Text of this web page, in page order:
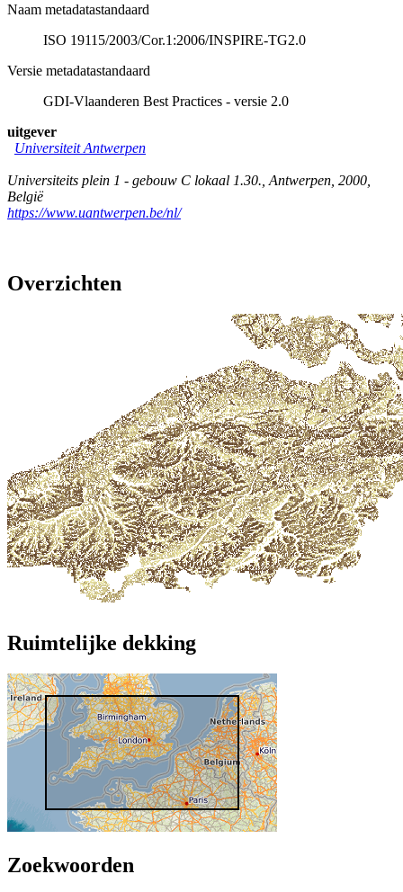
Naam metadatastandaard
ISO 19115/2003/Cor.1:2006/INSPIRE-TG2.0
Versie metadatastandaard
GDI-Vlaanderen Best Practices - versie 2.0
uitgever
Universiteit Antwerpen
Universiteits plein 1 - gebouw C lokaal 1.30. Antwerpen 2000
België
https://www.uantwerpen.be/nl/
Overzichten
Ruimtelijke dekking
Zoekwoorden